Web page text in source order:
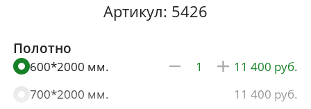
Артикул: 5426
Полотно
600*2000 мм.
11 400
700*2000 мм.
11 400